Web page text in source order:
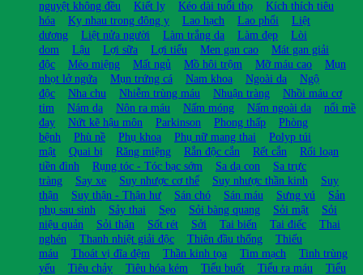
nguyệt không đều
Kiết lỵ Kéo dài tuổi thọ
Kích thích tiêu
hóa
Kỵ nhau trong đông y Lao hạch Lao phổi
Liệt
dương
Liệt nửa người Làm trắng da Làm đẹp
Lòi
dom
Lậu Lợi sữa Lợi tiểu Men gan cao
Mát gan giải
độc
Méo miệng Mất ngủ Mồ hôi trộm Mỡ máu cao
Mụn
nhọt lở ngứa
Mụn trứng cá Nam khoa Ngoài da
Ngộ
độc
Nha chu Nhiễm trùng máu Nhuận tràng
Nhồi máu cơ
tim
Nám da Nôn ra máu Nấm móng Nấm ngoài da
nổi mề
đay
Nứt kẽ hậu môn Parkinson Phong thấp
Phòng
bệnh
Phù nề Phụ khoa Phụ nữ mang thai
Polyp túi
mật
Quai bị Răng miệng Rắn độc cắn Rết cắn
Rối loạn
tiền đình
Rụng tóc - Tóc bạc sớm Sa dạ con
Sa trực
tràng
Say xe Suy nhược cơ thể Suy nhược thần kinh
Suy
thận
Suy thận - Thận hư Sán chó Sán máu Sưng vú
Sản
phụ sau sinh
Sảy thai Sẹo Sỏi bàng quang Sỏi mật
Sỏi
niệu quản
Sỏi thận Sốt rét Sởi Tai biến Tai điếc
Thai
nghén
Thanh nhiệt giải độc Thiên đầu thống
Thiếu
máu
Thoát vị đĩa đệm Thần kinh tọa Tim mạch
Tinh trùng
yếu
Tiêu chảy Tiêu hóa kém Tiểu buốt Tiểu ra máu
Tiểu